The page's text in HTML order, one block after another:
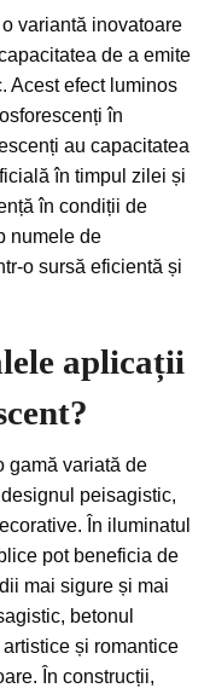
variantă inovatoare
de a emite
Acest efect luminos
în
au capacitatea
în timpul zilei și
în condiții de
numele de
o sursă eficientă și
aplicații
gamă variată de
peisagistic,
În iluminatul
pot beneficia de
mai sigure și mai
betonul
și romantice
În construcții,